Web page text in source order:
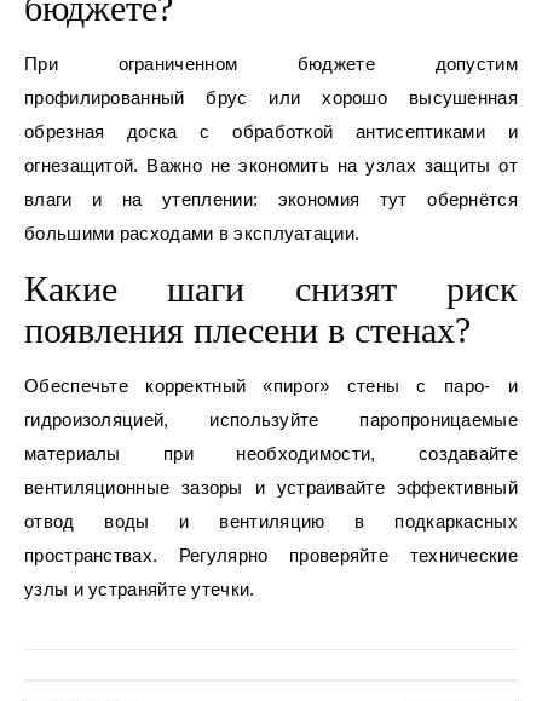
бюджете?
При ограниченном бюджете допустим
профилированный брус или хорошо высушенная
обрезная доска с обработкой антисептиками и
огнезащитой. Важно не экономить на узлах защиты от
влаги и на утеплении: экономия тут обернётся
большими расходами в эксплуатации.
Какие шаги снизят риск
появления плесени в стенах?
Обеспечьте корректный «пирог» стены с паро- и
гидроизоляцией, используйте паропроницаемые
материалы при необходимости, создавайте
вентиляционные зазоры и устраивайте эффективный
отвод воды и вентиляцию в подкаркасных
пространствах. Регулярно проверяйте технические
узлы и устраняйте утечки.